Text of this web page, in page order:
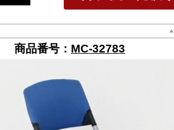
商品番号： MC-32783